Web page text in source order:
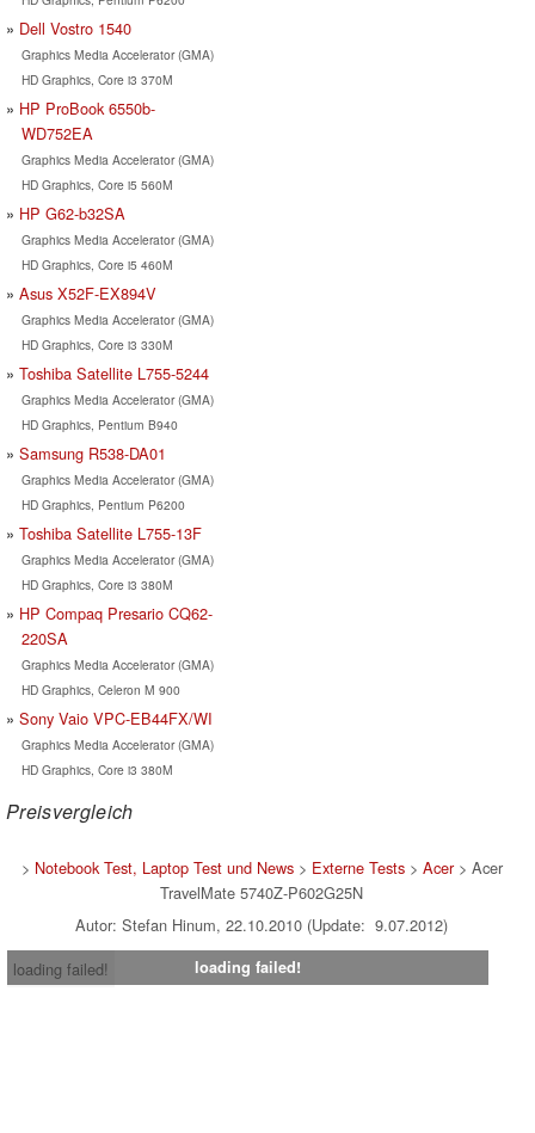
Dell Vostro 1540
Graphics Media Accelerator (GMA)
HD Graphics, Core i3 370M
HP ProBook 6550b-
WD752EA
Graphics Media Accelerator (GMA)
HD Graphics, Core i5 560M
HP G62-b32SA
Graphics Media Accelerator (GMA)
HD Graphics, Core i5 460M
Asus X52F-EX894V
Graphics Media Accelerator (GMA)
HD Graphics, Core i3 330M
Toshiba Satellite L755-5244
Graphics Media Accelerator (GMA)
HD Graphics, Pentium B940
Samsung R538-DA01
Graphics Media Accelerator (GMA)
HD Graphics, Pentium P6200
Toshiba Satellite L755-13F
Graphics Media Accelerator (GMA)
HD Graphics, Core i3 380M
HP Compaq Presario CQ62-
220SA
Graphics Media Accelerator (GMA)
HD Graphics, Celeron M 900
Sony Vaio VPC-EB44FX/WI
Graphics Media Accelerator (GMA)
HD Graphics, Core i3 380M
Preisvergleich
> Notebook Test, Laptop Test und News> Externe Tests> Acer> Acer
TravelMate 5740Z-P602G25N
Autor: Stefan Hinum, 22.10.2010 (Update: 9.07.2012)
loading failed!
loading failed!